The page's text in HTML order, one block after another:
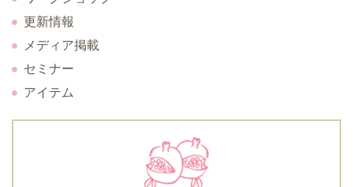
更新情報
メディア掲載
セミナー
アイテム